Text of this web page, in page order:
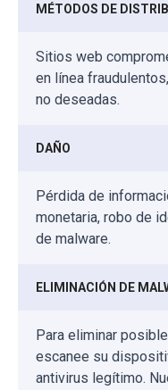
MÉTODOS DE
Sitios web
en línea
no deseadas.
DAÑO
Pérdida de
monetaria, robo de
de malware.
ELIMINACIÓN DE
Para eliminar
escanee su
antivirus legítimo.